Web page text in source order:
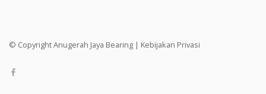
© Copyright Anugerah Jaya Bearing | Kebijakan Privasi